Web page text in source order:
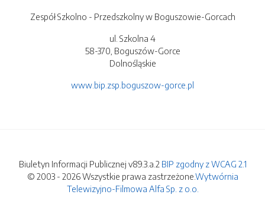
Zespół Szkolno - Przedszkolny w Boguszowie-Gorcach
ul. Szkolna 4
58-370, Boguszów-Gorce
Dolnośląskie
www.bip.zsp.boguszow-gorce.pl
Biuletyn Informacji Publicznej v89.3.a.2 BIP zgodny z WCAG 2.1
© 2003 - 2026 Wszystkie prawa zastrzeżone.Wytwórnia
Telewizyjno-Filmowa Alfa Sp. z o.o.